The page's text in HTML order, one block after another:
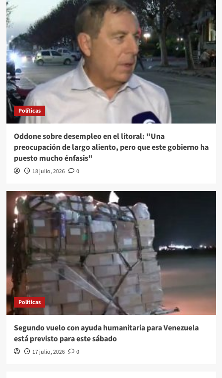
Políticas
Oddone sobre desempleo en el litoral: "Una
preocupación de largo aliento, pero que este gobierno ha
puesto mucho énfasis"
18 julio, 2026 0
Políticas
Segundo vuelo con ayuda humanitaria para Venezuela
está previsto para este sábado
17 julio, 2026 0